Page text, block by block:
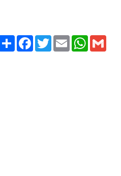
CompartilheFacebookTwitter Email WhatsApp